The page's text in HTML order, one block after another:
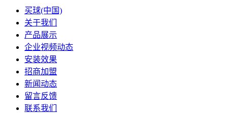
买球(中国)
关于我们
产品展示
企业视频动态
安装效果
招商加盟
新闻动态
留言反馈
联系我们